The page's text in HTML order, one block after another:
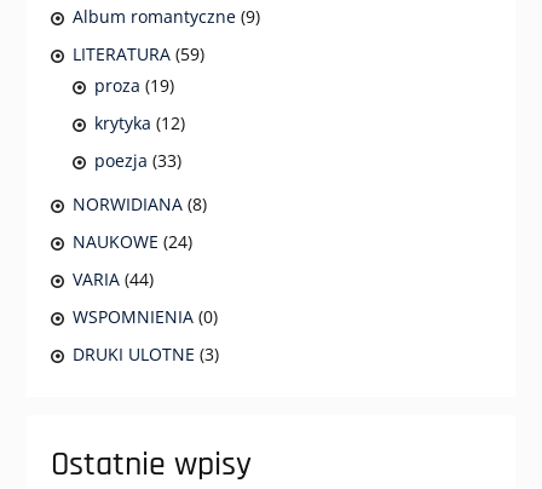
Album romantyczne (9)
LITERATURA (59)
proza (19)
krytyka (12)
poezja (33)
NORWIDIANA (8)
NAUKOWE (24)
VARIA (44)
WSPOMNIENIA (0)
DRUKI ULOTNE (3)
Ostatnie wpisy